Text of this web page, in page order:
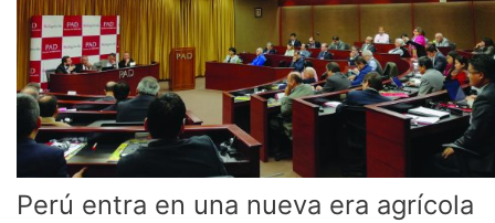
Perú entra en una nueva era agrícola
nueva
era
agrícola